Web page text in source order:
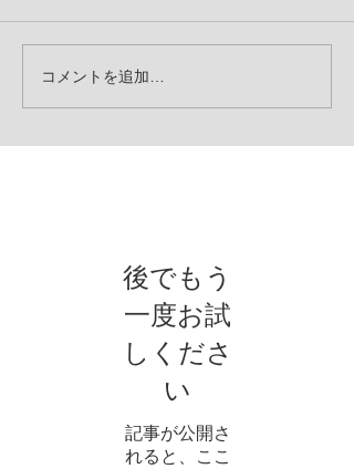
コメントを追加…
後でもう
一度お試
しくださ
い
記事が公開さ
れると、ここ